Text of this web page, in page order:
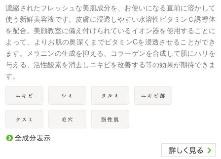
濃縮されたフレッシュな美肌成分を、お使いになる直前に溶かして
使う新鮮美容液です。皮膚に浸透しやすい水溶性ビタミンＣ誘導体
を配合。美顔教室に備え付けられているイオン器を使用することに
よって、よりお肌の奥深くまでビタミンCを浸透させることができ
ます。メラニンの生成を抑える、コラーゲンを合成して肌にハリを
与える、活性酸素を消去しニキビを改善する等の効果が期待できま
す。